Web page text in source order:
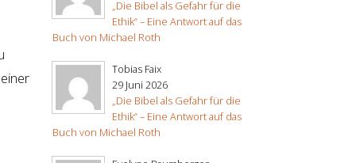
„Die Bibel als Gefahr für die
Ethik“ – Eine Antwort auf das
Buch von Michael Roth
Tobias Faix
29 Juni 2026
„Die Bibel als Gefahr für die
Ethik“ – Eine Antwort auf das
Buch von Michael Roth